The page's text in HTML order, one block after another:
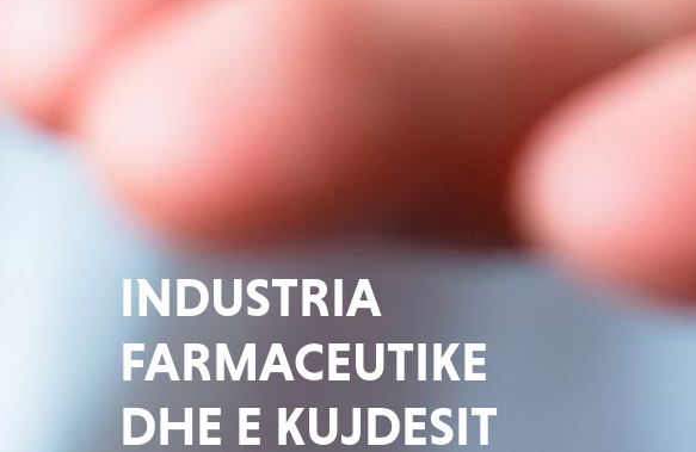
INDUSTRIA
FARMACEUTIKE
DHE E KUJDESIT